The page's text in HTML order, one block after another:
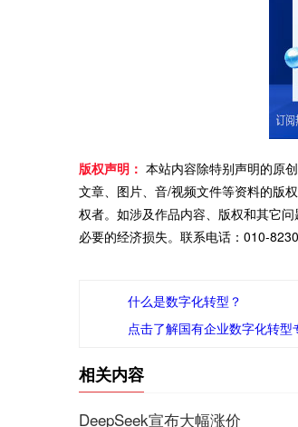
版权声明： 本站内容除特别声明的原
文章、图片、音/视频文件等资料的版
权者。如涉及作品内容、版权和其它
必要的经济损失。联系电话：010-
什么是数字化转型？
点击了解国有企业数字化转型
相关内容
DeepSeek宣布大幅涨价